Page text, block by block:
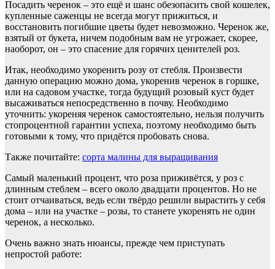
Посадить черенок – это ещё и шанс обезопасить свой кошелек,
купленные саженцы не всегда могут прижиться, и
восстановить погибшие цветы будет невозможно. Черенок же,
взятый от букета, ничем подобным вам не угрожает, скорее,
наоборот, он – это спасение для горячих ценителей роз.
Итак, необходимо укоренить розу от стебля. Произвести
данную операцию можно дома, укоренив черенок в горшке,
или на садовом участке, тогда будущий розовый куст будет
высаживаться непосредственно в почву. Необходимо
уточнить: укореняя черенок самостоятельно, нельзя получить
стопроцентной гарантии успеха, поэтому необходимо быть
готовыми к тому, что придётся пробовать снова.
Также почитайте: сорта малины для выращивания
Самый маленький процент, что роза приживётся, у роз с
длинным стеблем – всего около двадцати процентов. Но не
стоит отчаиваться, ведь если твёрдо решили вырастить у себя
дома – или на участке – розы, то станете укоренять не один
черенок, а несколько.
Очень важно знать нюансы, прежде чем приступать
непростой работе: